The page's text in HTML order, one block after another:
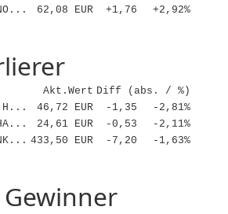
62,08 EUR +1,76 +2,92%
Akt.Wert Diff (abs. / %)
H...
46,72 EUR -1,35
-2,81%
24,61 EUR -0,53
-2,11%
433,50 EUR -7,20 -1,63%
Gewinner